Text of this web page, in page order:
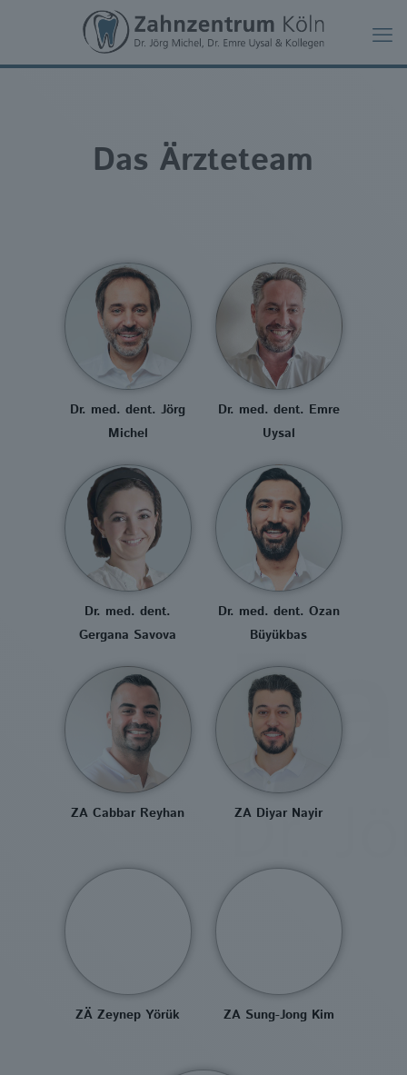
Das Ärzteteam
Dr. med. dent. Jörg
Michel
Dr. med. dent. Emre
Uysal
Dr. med. dent.
Gergana Savova
Dr. med. dent. Ozan
Büyükbas
ZA Cabbar Reyhan ZA Diyar Nayir
ZÄ Zeynep Yörük ZA Sung-Jong Kim